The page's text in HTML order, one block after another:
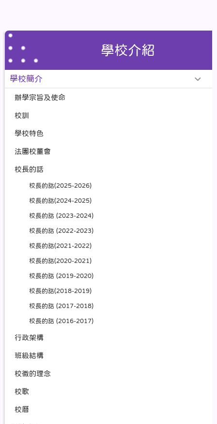
學校介紹
學校簡介
辦學宗旨及使命
校訓
學校特色
法團校董會
校長的話
校長的話(2025-2026)
校長的話(2024-2025)
校長的話 (2023-2024)
校長的話 (2022-2023)
校長的話(2021-2022)
校長的話(2020-2021)
校長的話 (2019-2020)
校長的話(2018-2019)
校長的話 (2017-2018)
校長的話 (2016-2017)
行政架構
班級結構
校徽的理念
校歌
校曆